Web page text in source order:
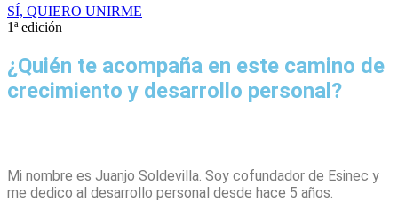
SÍ, QUIERO UNIRME
1ª edición
¿Quién te acompaña en este camino de
crecimiento y desarrollo personal?
Mi nombre es Juanjo Soldevilla. Soy cofundador de Esinec y
me dedico al desarrollo personal desde hace 5 años.